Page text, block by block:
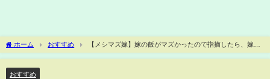
ホーム おすすめ
【メシマズ嫁】嫁の飯がマズかったので指摘したら、嫁が
キレて実家に帰ってしまった。嫁実家から出頭命令が下されたので、嫁の料理持って
おすすめ